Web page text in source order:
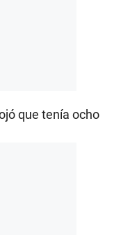
que tenía ocho